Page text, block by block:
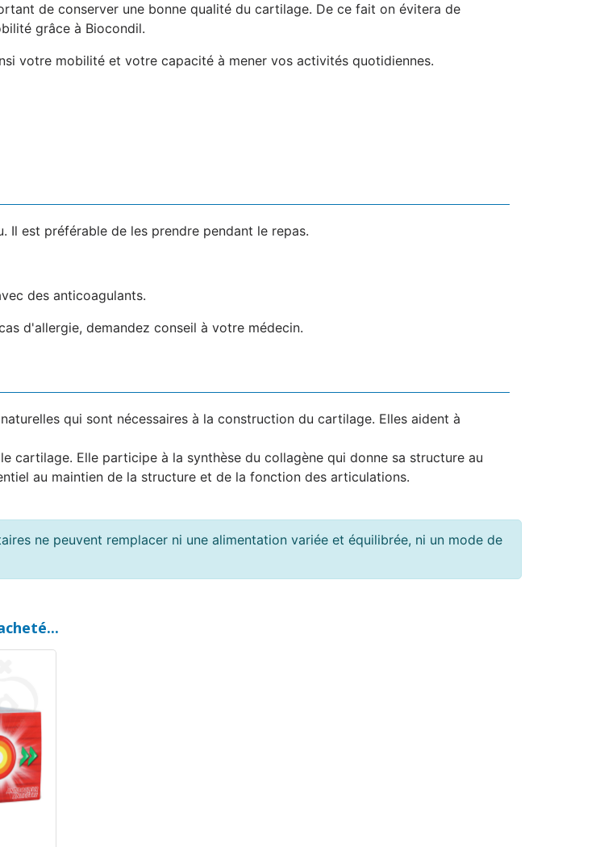
de conserver une bonne qualité du cartilage. De ce fait on évitera de
grâce à Biocondil.
votre mobilité et votre capacité à mener vos activités quotidiennes.
Il est préférable de les prendre pendant le repas.
des anticoagulants.
d'allergie, demandez conseil à votre médecin.
qui sont nécessaires à la construction du cartilage. Elles aident à
cartilage. Elle participe à la synthèse du collagène qui donne sa structure au
au maintien de la structure et de la fonction des articulations.
ne peuvent remplacer ni une alimentation variée et équilibrée, ni un mode de